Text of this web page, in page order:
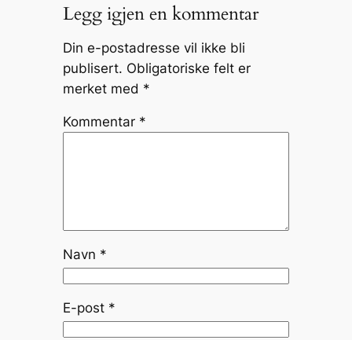
Legg igjen en kommentar
Din e-postadresse vil ikke bli
publisert. Obligatoriske felt er
merket med *
Kommentar *
Navn *
E-post *